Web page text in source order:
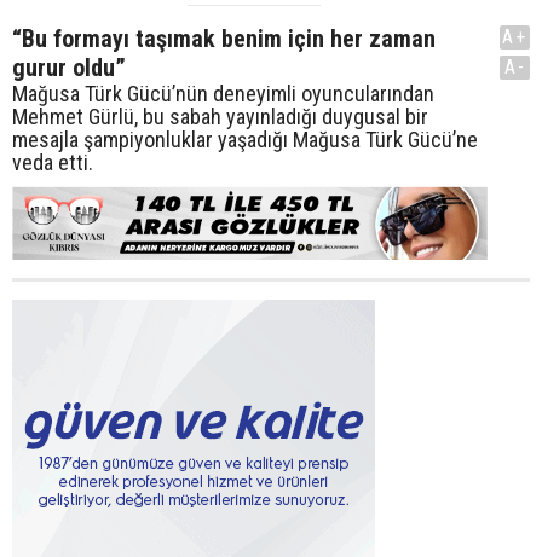
“Bu formayı taşımak benim için her zaman
gurur oldu”
Mağusa Türk Gücü’nün deneyimli oyuncularından
Mehmet Gürlü, bu sabah yayınladığı duygusal bir
mesajla şampiyonluklar yaşadığı Mağusa Türk Gücü’ne
veda etti.
A+
A-